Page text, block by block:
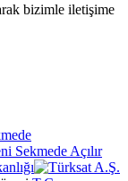
bizimle iletişime
Sekmede Açılır